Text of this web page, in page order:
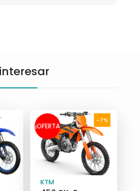
-7%
¡OFERTA
!
KTM